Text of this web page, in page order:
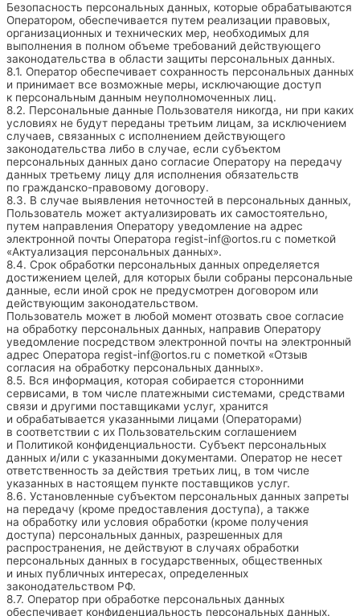
Безопасность персональных данных, которые обрабатываются
Оператором, обеспечивается путем реализации правовых,
организационных и технических мер, необходимых для
выполнения в полном объеме требований действующего
законодательства в области защиты персональных данных.
8.1. Оператор обеспечивает сохранность персональных данных
и принимает все возможные меры, исключающие доступ
к персональным данным неуполномоченных лиц.
8.2. Персональные данные Пользователя никогда, ни при каких
условиях не будут переданы третьим лицам, за исключением
случаев, связанных с исполнением действующего
законодательства либо в случае, если субъектом
персональных данных дано согласие Оператору на передачу
данных третьему лицу для исполнения обязательств
по гражданско-правовому договору.
8.3. В случае выявления неточностей в персональных данных,
Пользователь может актуализировать их самостоятельно,
путем направления Оператору уведомление на адрес
электронной почты Оператора regist-inf@ortos.ru с пометкой
«Актуализация персональных данных».
8.4. Срок обработки персональных данных определяется
достижением целей, для которых были собраны персональные
данные, если иной срок не предусмотрен договором или
действующим законодательством.
Пользователь может в любой момент отозвать свое согласие
на обработку персональных данных, направив Оператору
уведомление посредством электронной почты на электронный
адрес Оператора regist-inf@ortos.ru с пометкой «Отзыв
согласия на обработку персональных данных».
8.5. Вся информация, которая собирается сторонними
сервисами, в том числе платежными системами, средствами
связи и другими поставщиками услуг, хранится
и обрабатывается указанными лицами (Операторами)
в соответствии с их Пользовательским соглашением
и Политикой конфиденциальности. Субъект персональных
данных и/или с указанными документами. Оператор не несет
ответственность за действия третьих лиц, в том числе
указанных в настоящем пункте поставщиков услуг.
8.6. Установленные субъектом персональных данных запреты
на передачу (кроме предоставления доступа), а также
на обработку или условия обработки (кроме получения
доступа) персональных данных, разрешенных для
распространения, не действуют в случаях обработки
персональных данных в государственных, общественных
и иных публичных интересах, определенных
законодательством РФ.
8.7. Оператор при обработке персональных данных
обеспечивает конфиденциальность персональных данных.